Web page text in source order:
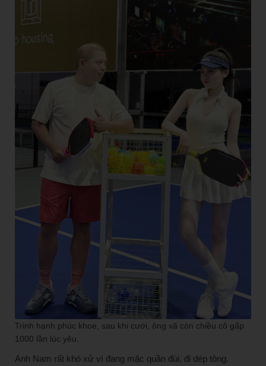
Trinh hạnh phúc khoe, sau khi cưới, ông xã còn chiều cô gấp
1000 lần lúc yêu.
Anh Nam rất khó xử vì đang mặc quần đùi, đi dép tông.